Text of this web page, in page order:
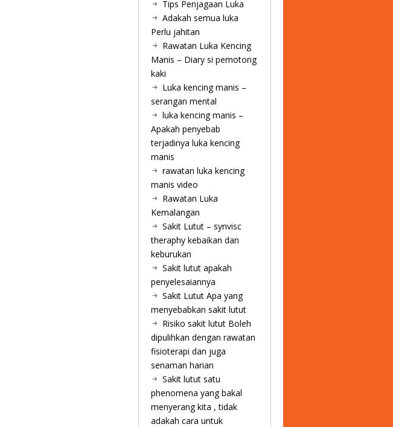
Tips Penjagaan Luka
Adakah semua luka
Perlu jahitan
Rawatan Luka Kencing
Manis – Diary si pemotong
kaki
Luka kencing manis –
serangan mental
luka kencing manis –
Apakah penyebab
terjadinya luka kencing
manis
rawatan luka kencing
manis video
Rawatan Luka
Kemalangan
Sakit Lutut – synvisc
theraphy kebaikan dan
keburukan
Sakit lutut apakah
penyelesaiannya
Sakit Lutut Apa yang
menyebabkan sakit lutut
Risiko sakit lutut Boleh
dipulihkan dengan rawatan
fisioterapi dan juga
senaman harian
Sakit lutut satu
phenomena yang bakal
menyerang kita , tidak
adakah cara untuk